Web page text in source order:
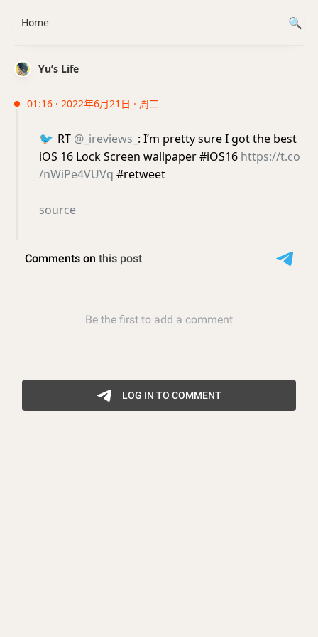
Yu’s Life
01:16 · 2022年6月21日 · 周二
🐦 RT @_ireviews_ : I’m pretty sure I got the best
iOS 16 Lock Screen wallpaper #iOS16 https://t.co
/nWiPe4VUVq #retweet
source
Home